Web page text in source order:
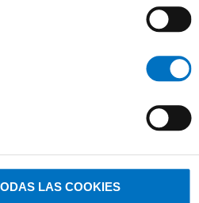
LAS COOKIES